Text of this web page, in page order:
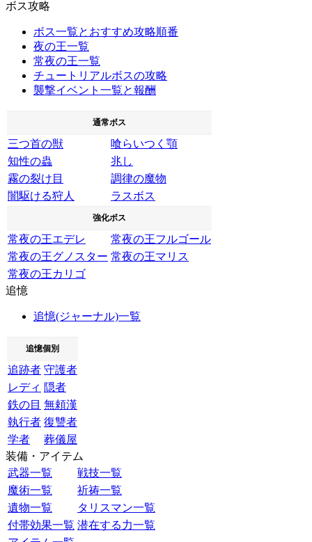
ボス攻略
ボス一覧とおすすめ攻略順番
夜の王一覧
常夜の王一覧
チュートリアルボスの攻略
襲撃イベント一覧と報酬
通常ボス
三つ首の獣
喰らいつく顎
知性の蟲
兆し
霧の裂け目
調律の魔物
闇駆ける狩人
ラスボス
強化ボス
常夜の王エデレ
常夜の王フルゴール
常夜の王グノスター 常夜の王マリス
常夜の王カリゴ
追憶
追憶(ジャーナル)一覧
追憶個別
追跡者 守護者
レディ 隠者
鉄の目 無頼漢
執行者 復讐者
学者
葬儀屋
装備・アイテム
武器一覧
戦技一覧
魔術一覧
祈祷一覧
遺物一覧
タリスマン一覧
付帯効果一覧 潜在する力一覧